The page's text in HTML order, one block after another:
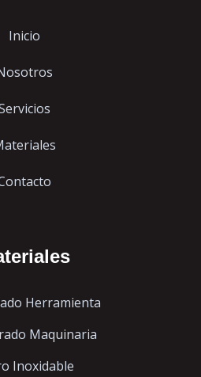
Inicio
Herramienta
Maquinaria
Inoxidable